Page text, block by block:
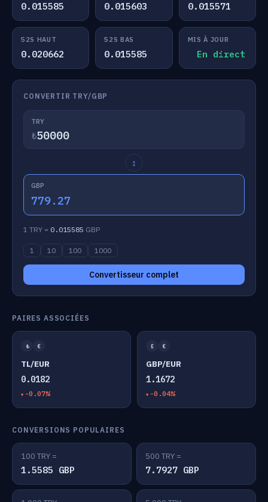
0.015585 0.015603 0.015571
52S HAUT
0.020662
52S BAS
0.015585
MIS À JOUR
En direct
CONVERTIR TRY/GBP
TRY
₺
↕
GBP
779.27
1 TRY = 0.015585 GBP
1 10 100 1000
Convertisseur complet
PAIRES ASSOCIÉES
₺ €
TL/EUR
0.0182
-0.07%
£ €
GBP/EUR
1.1672
-0.04%
CONVERSIONS POPULAIRES
100 TRY =
1.5585 GBP
500 TRY =
7.7927 GBP